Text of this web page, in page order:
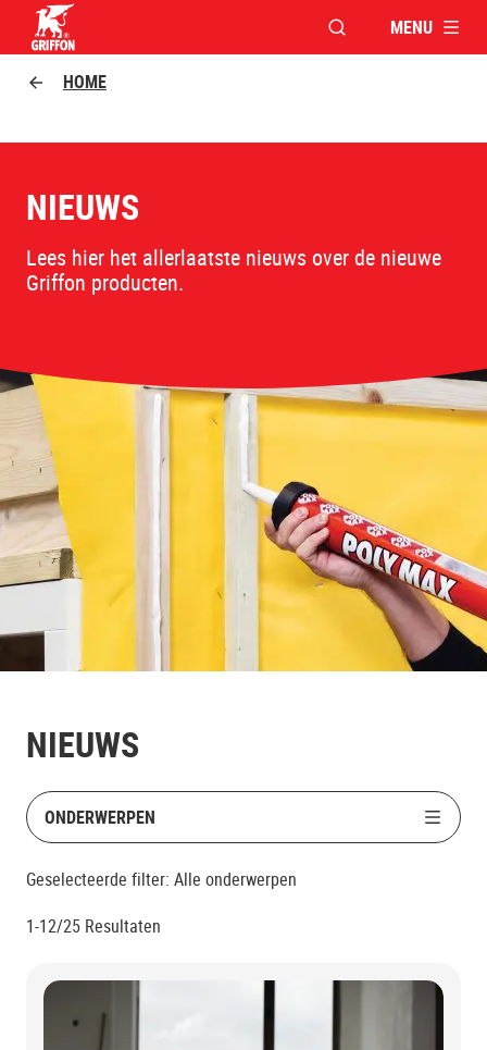
VENSTER OPENEN
MENU
HOME
NIEUWS
Lees hier het allerlaatste nieuws over de nieuwe
Griffon producten.
NIEUWS
ONDERWERPEN
Geselecteerde filter: Alle onderwerpen
1-12/25 Resultaten